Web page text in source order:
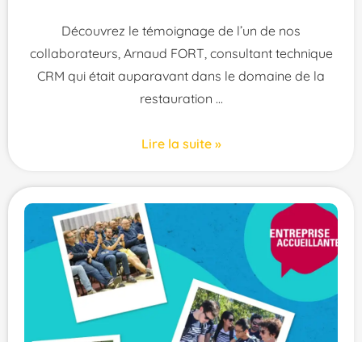
Découvrez le témoignage de l’un de nos
collaborateurs, Arnaud FORT, consultant technique
CRM qui était auparavant dans le domaine de la
restauration
Lire la suite »